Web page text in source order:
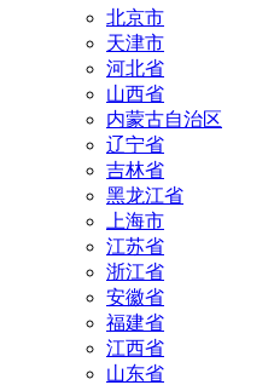
北京市
天津市
河北省
山西省
内蒙古自治区
辽宁省
吉林省
黑龙江省
上海市
江苏省
浙江省
安徽省
福建省
江西省
山东省